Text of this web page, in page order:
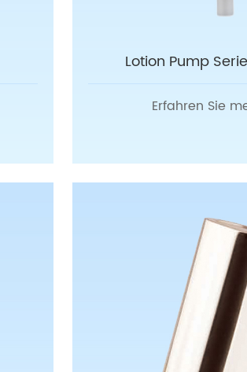
Lotion Pump
Erfahren Sie